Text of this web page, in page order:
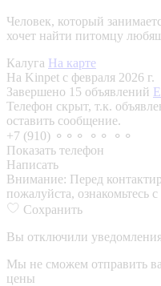
Человек, который
хочет найти питомцу
Калуга На карте
На Kinpet c февраля 2026 г.
Завершено 15 объявлений
Телефон скрыт, т.к.
оставить сообщение.
+7 (910) ⚬⚬⚬ ⚬⚬ ⚬⚬
Показать телефон
Написать
Внимание: Перед
пожалуйста, ознакомьтесь с
Сохранить
Вы отключили
Мы не сможем отправить
цены